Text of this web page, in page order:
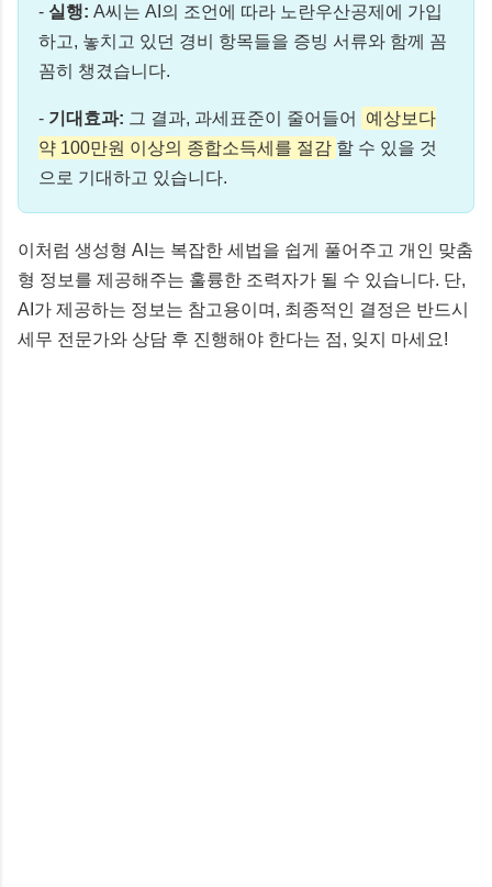
- 실행: A씨는 AI의 조언에 따라 노란우산공제에 가입
하고, 놓치고 있던 경비 항목들을 증빙 서류와 함께 꼼
꼼히 챙겼습니다.
- 기대효과: 그 결과, 과세표준이 줄어들어
예상보다
약 100만원 이상의 종합소득세를 절감 할 수 있을 것
으로 기대하고 있습니다.
이처럼 생성형 AI는 복잡한 세법을 쉽게 풀어주고 개인 맞춤
형 정보를 제공해주는 훌륭한 조력자가 될 수 있습니다. 단,
AI가 제공하는 정보는 참고용이며, 최종적인 결정은 반드시
세무 전문가와 상담 후 진행해야 한다는 점, 잊지 마세요!